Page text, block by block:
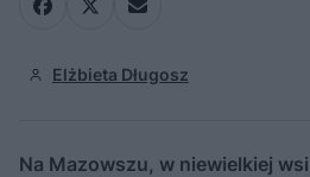
Elżbieta Długosz
Na Mazowszu, w niewielkiej